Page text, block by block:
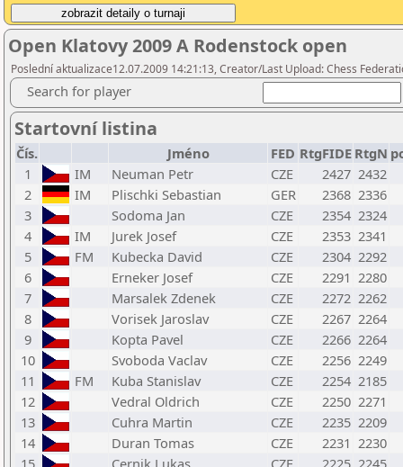
Open Klatovy 2009 A Rodenstock open
Poslední aktualizace12.07.2009 14:21:13, Creator/Last Upload: Chess
Search for player
Startovní listina
Čís. Jméno FED RtgFIDE RtgN
1
IM Neuman Petr CZE 2427 2432
2
IM Plischki Sebastian GER 2368 2336
3
Sodoma Jan CZE 2354 2324
4
IM Jurek Josef CZE 2353 2341
5
FM Kubecka David CZE 2304 2292
6
Erneker Josef CZE 2291 2280
7
Marsalek Zdenek CZE 2272 2262
8
Vorisek Jaroslav CZE 2267 2264
9
Kopta Pavel CZE 2266 2264
10
Svoboda Vaclav CZE 2256 2249
11
FM Kuba Stanislav CZE 2254 2185
12
Vedral Oldrich CZE 2250 2271
13
Cuhra Martin CZE 2235 2209
14
Duran Tomas CZE 2231 2230
15
Cernik Lukas CZE 2225 2245